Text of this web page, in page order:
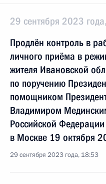
29 сентября 2023
Продлён контроль в
личного приёма в
жителя Ивановской
по поручению
помощником
Владимиром
Российской
в Москве 19 октября
29 сентября 2023 года, 18:53